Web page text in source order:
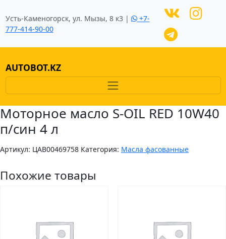
Усть-Каменогорск, ул. Мызы, 8 к3 |
+7-
777-414-90-00
AUTOBOT.KZ
Моторное масло S-OIL RED 10W40
п/син 4 л
Артикул: ЦAB00469758 Категория: Масла фасованные
Похожие товары